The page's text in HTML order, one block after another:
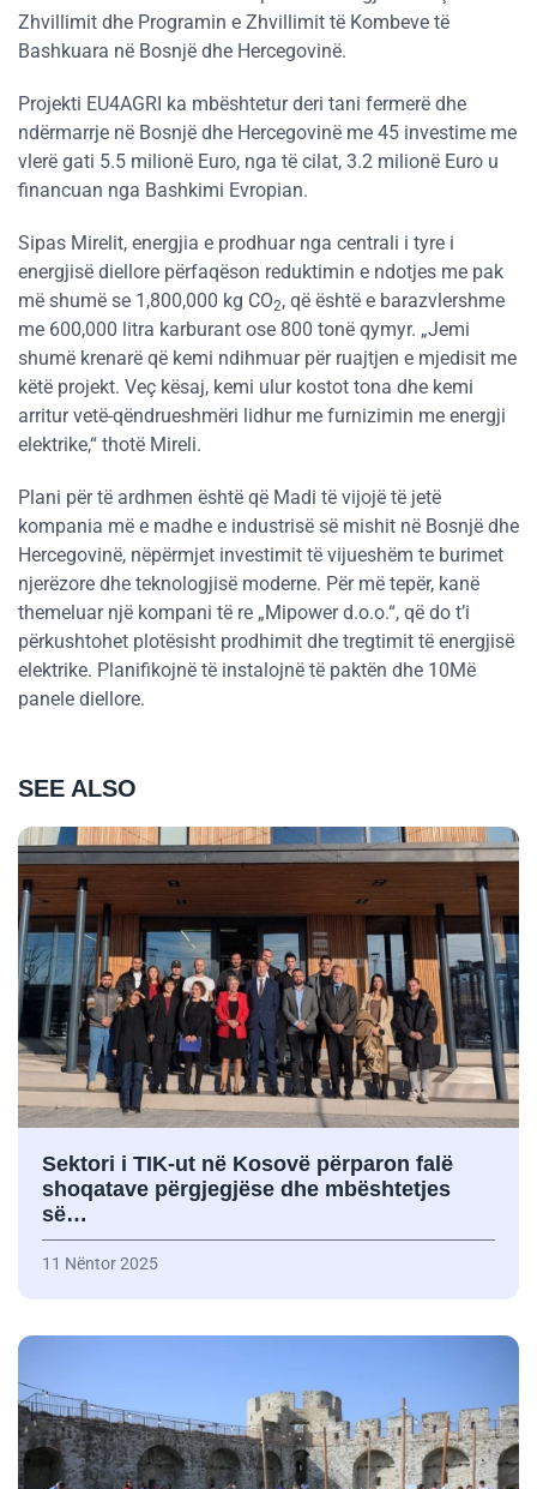
Zhvillimit dhe Programin e Zhvillimit të Kombeve të
Bashkuara në Bosnjë dhe Hercegovinë.
Projekti EU4AGRI ka mbështetur deri tani fermerë dhe
ndërmarrje në Bosnjë dhe Hercegovinë me 45 investime me
vlerë gati 5.5 milionë Euro, nga të cilat, 3.2 milionë Euro u
financuan nga Bashkimi Evropian.
Sipas Mirelit, energjia e prodhuar nga centrali i tyre i
energjisë diellore përfaqëson reduktimin e ndotjes me pak
më shumë se 1,800,000 kg CO2, që është e barazvlershme
me 600,000 litra karburant ose 800 tonë qymyr. „Jemi
shumë krenarë që kemi ndihmuar për ruajtjen e mjedisit me
këtë projekt. Veç kësaj, kemi ulur kostot tona dhe kemi
arritur vetë-qëndrueshmëri lidhur me furnizimin me energji
elektrike,“ thotë Mireli.
Plani për të ardhmen është që Madi të vijojë të jetë
kompania më e madhe e industrisë së mishit në Bosnjë dhe
Hercegovinë, nëpërmjet investimit të vijueshëm te burimet
njerëzore dhe teknologjisë moderne. Për më tepër, kanë
themeluar një kompani të re „Mipower d.o.o.“, që do t’i
përkushtohet plotësisht prodhimit dhe tregtimit të energjisë
elektrike. Planifikojnë të instalojnë të paktën dhe 10Më
panele diellore.
SEE ALSO
Sektori i TIK-ut në Kosovë përparon falë
shoqatave përgjegjëse dhe mbështetjes
së…
11 Nëntor 2025